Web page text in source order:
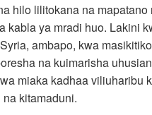
hilo lilitokana na
kabla ya mradi huo. Lakini
ambapo, kwa
na kuimarisha
miaka kadhaa viliuharibu
kitamaduni.